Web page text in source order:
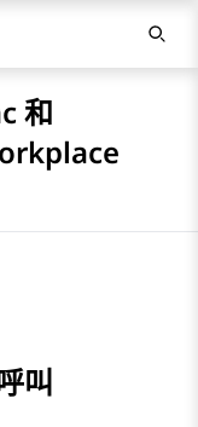
和
叫